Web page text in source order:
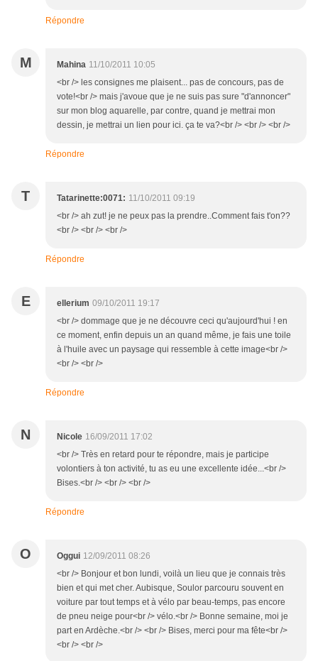
Répondre
M Mahina 11/10/2011 10:05
<br /> les consignes me plaisent... pas de concours, pas de
vote!<br /> mais j'avoue que je ne suis pas sure "d'annoncer"
sur mon blog aquarelle, par contre, quand je mettrai mon
dessin, je mettrai un lien pour ici. ça te va?<br /> <br /> <br />
Répondre
T Tatarinette:0071: 11/10/2011 09:19
<br /> ah zut! je ne peux pas la prendre..Comment fais t'on??
<br /> <br /> <br />
Répondre
E ellerium 09/10/2011 19:17
<br /> dommage que je ne découvre ceci qu'aujourd'hui ! en
ce moment, enfin depuis un an quand même, je fais une toile
à l'huile avec un paysage qui ressemble à cette image<br />
<br /> <br />
Répondre
N Nicole 16/09/2011 17:02
<br /> Très en retard pour te répondre, mais je participe
volontiers à ton activité, tu as eu une excellente idée...<br />
Bises.<br /> <br /> <br />
Répondre
O Oggui 12/09/2011 08:26
<br /> Bonjour et bon lundi, voilà un lieu que je connais très
bien et qui met cher. Aubisque, Soulor parcouru souvent en
voiture par tout temps et à vélo par beau-temps, pas encore
de pneu neige pour<br /> vélo.<br /> Bonne semaine, moi je
part en Ardèche.<br /> <br /> Bises, merci pour ma fête<br />
<br /> <br />